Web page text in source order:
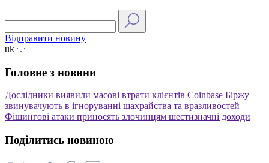
Відправити новину
uk
Головне з новини
Дослідники виявили масові втрати клієнтів Coinbase Біржу
звинувачують в ігноруванні шахрайства та вразливостей
Фішингові атаки приносять злочинцям шестизначні доходи
Поділитись новиною